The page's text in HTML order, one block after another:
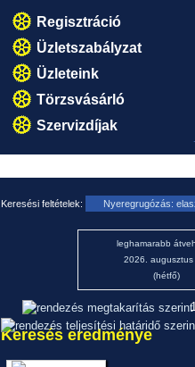
Regisztráció
Üzletszabályzat
Üzleteink
Törzsvásárló
Szervizdíjak
Keresési feltételek: Nyeregrugózás:
leghamarabb
2026. augusztus
(hétfő)
Keresés eredménye